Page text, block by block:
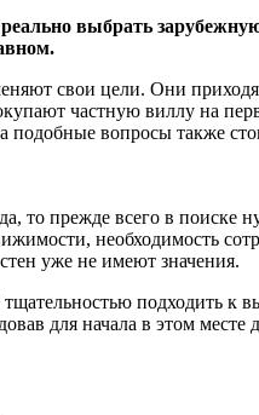
выбрать
свои цели. Они
частную виллу на
подобные вопросы также
прежде всего в поиске
необходимость
уже не имеют значения.
подходить к
для начала в этом